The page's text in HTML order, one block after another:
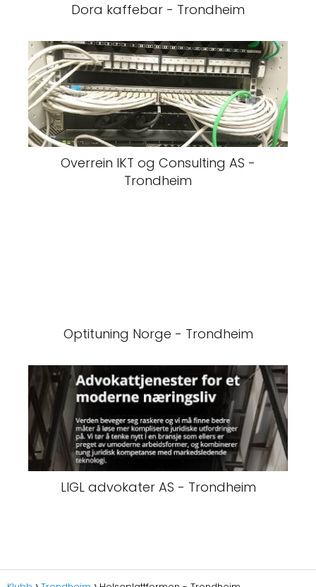
Dora kaffebar - Trondheim
Overrein IKT og Consulting AS -
Trondheim
Optituning Norge - Trondheim
LIGL advokater AS - Trondheim